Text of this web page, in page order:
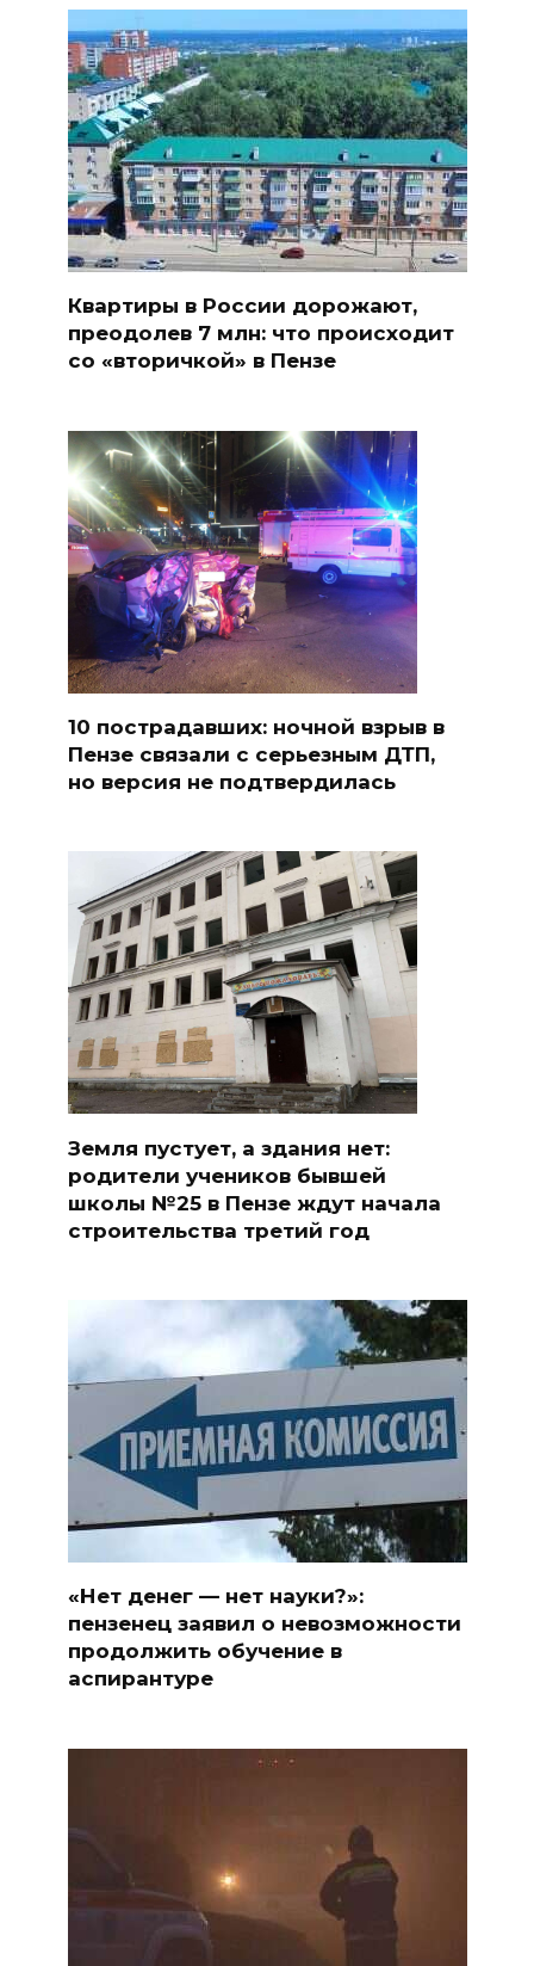
Квартиры в России дорожают,
преодолев 7 млн: что происходит
со «вторичкой» в Пензе
10 пострадавших: ночной взрыв в
Пензе связали с серьезным ДТП,
но версия не подтвердилась
Земля пустует, а здания нет:
родители учеников бывшей
школы №25 в Пензе ждут начала
строительства третий год
«Нет денег — нет науки?»:
пензенец заявил о невозможности
продолжить обучение в
аспирантуре